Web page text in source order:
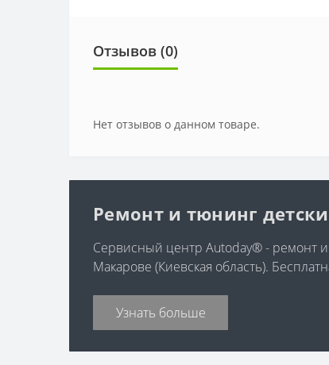
Отзывов (0)
Нет отзывов о данном товаре.
Ремонт и тюнинг
Сервисный центр Autoday® - ремонт и
Макарове (Киевская область).
Узнать больше